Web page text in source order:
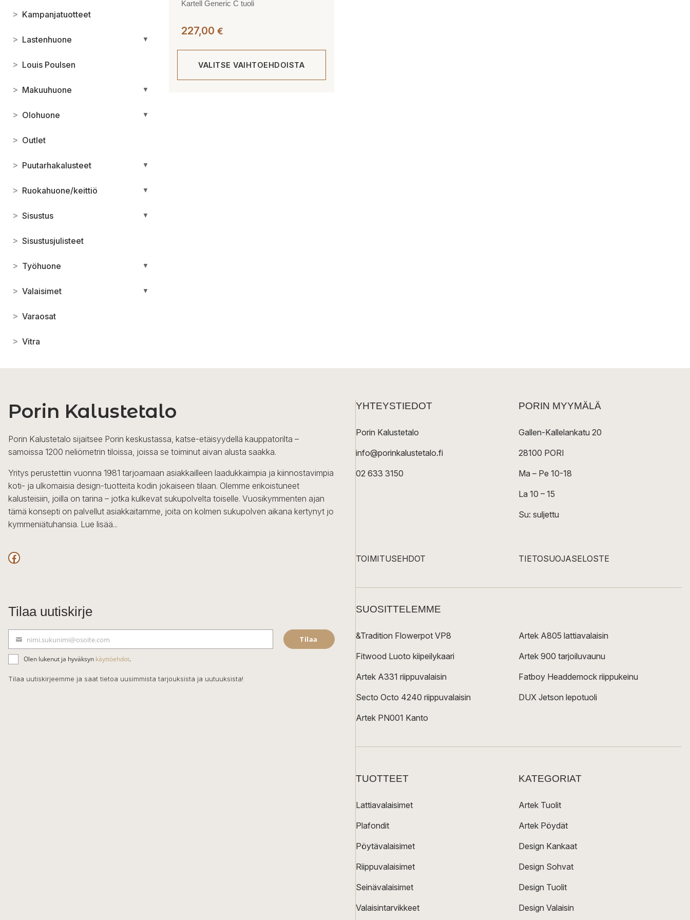
> Kampanjatuotteet
> Lastenhuone ▼
> Louis Poulsen
> Makuuhuone ▼
> Olohuone ▼
> Outlet
> Puutarhakalusteet ▼
> Ruokahuone/keittiö ▼
> Sisustus ▼
> Sisustusjulisteet
> Työhuone ▼
> Valaisimet ▼
> Varaosat
> Vitra
Kartell Generic C tuoli
227,00 €
VALITSE VAIHTOEHDOISTA
Porin Kalustetalo
Porin Kalustetalo sijaitsee Porin keskustassa, katse-etäisyydellä kauppatorilta –
samoissa 1200 neliömetrin tiloissa, joissa se toiminut aivan alusta saakka.
Yritys perustettiin vuonna 1981 tarjoamaan asiakkailleen laadukkaimpia ja kiinnostavimpia
koti- ja ulkomaisia design-tuotteita kodin jokaiseen tilaan. Olemme erikoistuneet
kalusteisiin, joilla on tarina – jotka kulkevat sukupolvelta toiselle. Vuosikymmenten ajan
tämä konsepti on palvellut asiakkaitamme, joita on kolmen sukupolven aikana kertynyt jo
kymmeniätuhansia. Lue lisää...
Facebook
Tilaa uutiskirje
ä
h
k
nimi.sukunimi@osoite.com Tilaa
Olen lukenut ja hyväksyn käyttöehdot.
Tilaa uutiskirjeemme ja saat tietoa uusimmista tarjouksista ja uutuuksista!
YHTEYSTIEDOT
Porin Kalustetalo
info@porinkalustetalo.fi
02 633 3150
PORIN MYYMÄLÄ
Gallen-Kallelankatu 20
28100 PORI
Ma – Pe 10-18
La 10 – 15
Su: suljettu
TOIMITUSEHDOT TIETOSUOJASELOSTE
SUOSITTELEMME
&Tradition Flowerpot VP8
Fitwood Luoto kiipeilykaari
Artek A331 riippuvalaisin
Secto Octo 4240 riippuvalaisin
Artek PN001 Kanto
Artek A805 lattiavalaisin
Artek 900 tarjoiluvaunu
Fatboy Headdemock riippukeinu
DUX Jetson lepotuoli
TUOTTEET
Lattiavalaisimet
Plafondit
Pöytävalaisimet
Riippuvalaisimet
Seinävalaisimet
Valaisintarvikkeet
KATEGORIAT
Artek Tuolit
Artek Pöydät
Design Kankaat
Design Sohvat
Design Tuolit
Design Valaisin